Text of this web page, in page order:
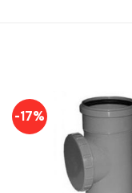
-17%